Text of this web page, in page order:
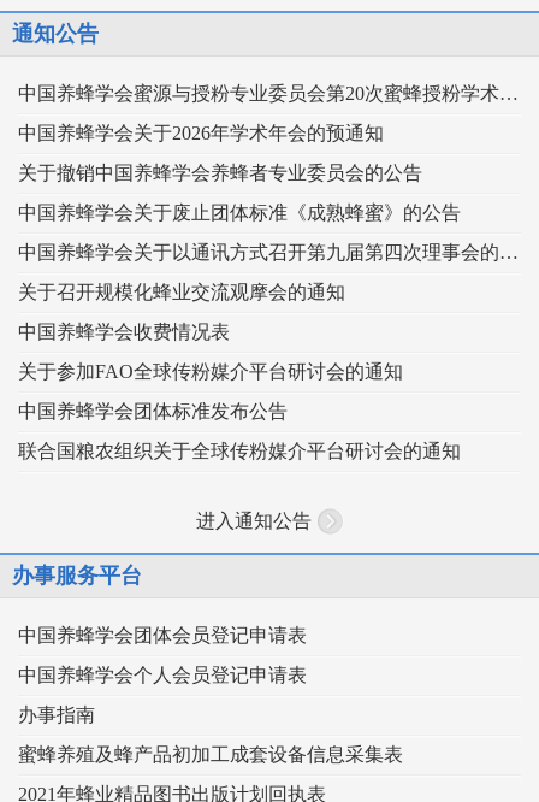
通知公告
中国养蜂学会蜜源与授粉专业委员会第20次蜜蜂授粉学术交流会暨向日葵授粉现场观摩会通知 （第二轮）
中国养蜂学会关于2026年学术年会的预通知
关于撤销中国养蜂学会养蜂者专业委员会的公告
中国养蜂学会关于废止团体标准《成熟蜂蜜》的公告
中国养蜂学会关于以通讯方式召开第九届第四次理事会的通知
关于召开规模化蜂业交流观摩会的通知
中国养蜂学会收费情况表
关于参加FAO全球传粉媒介平台研讨会的通知
中国养蜂学会团体标准发布公告
联合国粮农组织关于全球传粉媒介平台研讨会的通知
进入通知公告
办事服务平台
中国养蜂学会团体会员登记申请表
中国养蜂学会个人会员登记申请表
办事指南
蜜蜂养殖及蜂产品初加工成套设备信息采集表
2021年蜂业精品图书出版计划回执表